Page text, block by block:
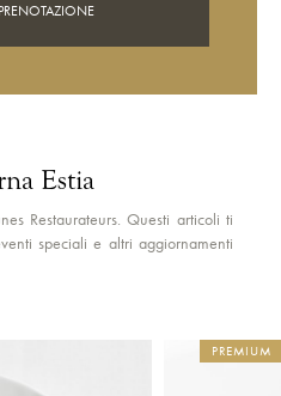
Estia
Restaurateurs. Questi articoli ti
speciali e altri aggiornamenti
PREMIUM